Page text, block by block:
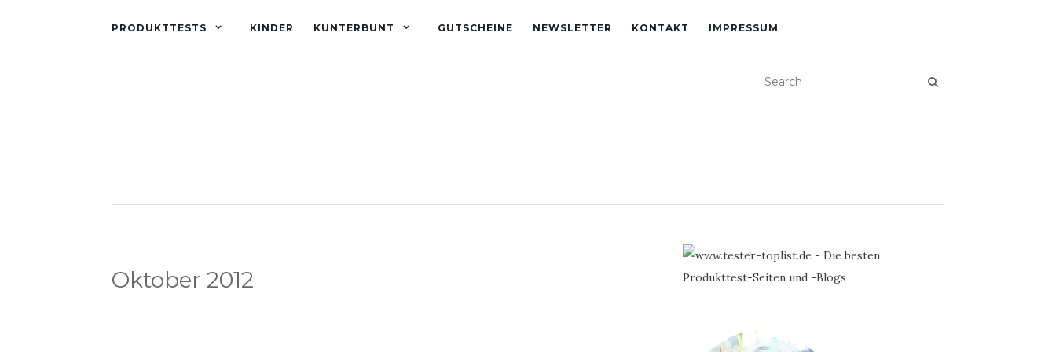
PRODUKTTESTS KINDER KUNTERBUNT GUTSCHEINE NEWSLETTER KONTAKT IMPRESSUM
Oktober 2012